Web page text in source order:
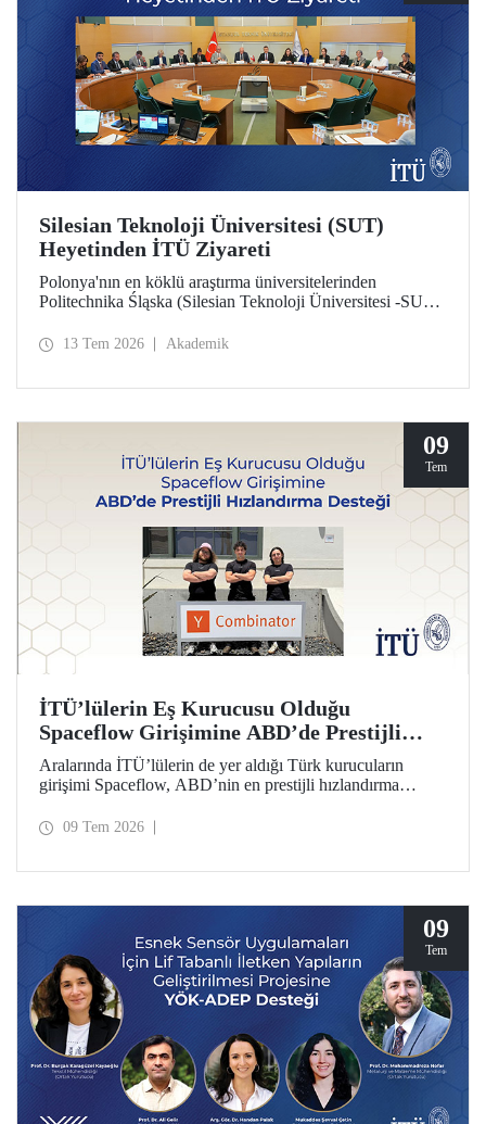
Silesian Teknoloji Üniversitesi (SUT)
Heyetinden İTÜ Ziyareti
Polonya'nın en köklü araştırma üniversitelerinden
Politechnika Śląska (Silesian Teknoloji Üniversitesi -SUT)
arasındaki potansiyel iş birlikleri üzerine değerlendirmelerin
13 Tem 2026 Akademik
09
Tem
İTÜ’lülerin Eş Kurucusu Olduğu
Spaceflow Girişimine ABD’de Prestijli
Hızlandırma Desteği
Aralarında İTÜ’lülerin de yer aldığı Türk kurucuların
girişimi Spaceflow, ABD’nin en prestijli hızlandırma
yatırım turunda dünyanın önde gelen firmaların
09 Tem 2026
09
Tem